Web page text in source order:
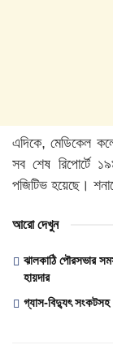
এদিকে, মেডিকেল
সব শেষ রিপোর্টে
পজিটিভ হয়েছে।
আরো দেখুন
ঝালকাঠি পৌরসভার
হায়দার
গ্যাস-বিদ্যুৎ সংকটসহ